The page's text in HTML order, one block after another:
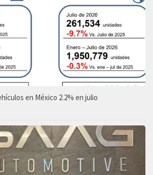
en México 2.2% en julio